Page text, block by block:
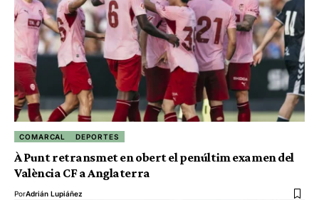
COMARCAL DEPORTES
À Punt retransmet en obert el penúltim examen del
València CF a Anglaterra
PorAdrián Lupiáñez